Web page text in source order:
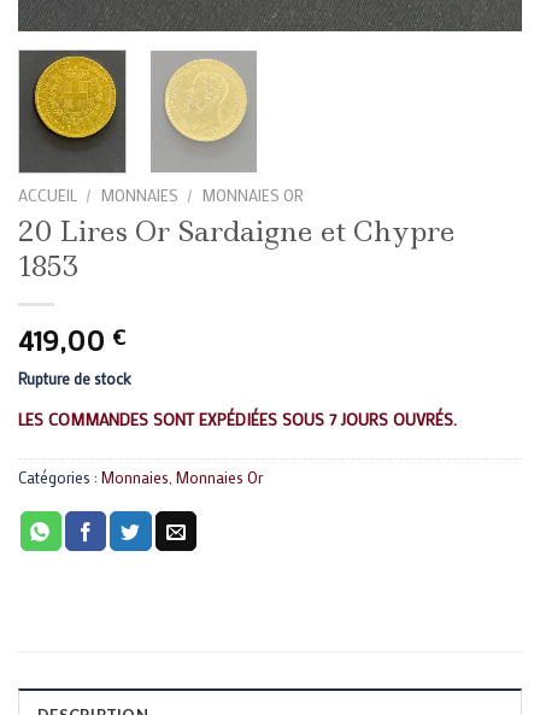
ACCUEIL / MONNAIES / MONNAIES OR
20 Lires Or Sardaigne et Chypre
1853
419,00 €
Rupture de stock
LES COMMANDES SONT EXPÉDIÉES SOUS 7 JOURS OUVRÉS.
Catégories : Monnaies Monnaies Or